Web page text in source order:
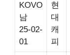
KOVO
남
25-02-
01
현
대
캐
피